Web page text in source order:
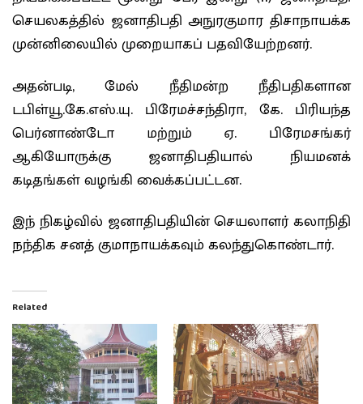
செயலகத்தில் ஜனாதிபதி அநுரகுமார திசாநாயக்க
முன்னிலையில் முறையாகப் பதவியேற்றனர்.
அதன்படி, மேல் நீதிமன்ற நீதிபதிகளான
டபிள்யூ.கே.எஸ்.யு. பிரேமச்சந்திரா, கே. பிரியந்த
பெர்னாண்டோ மற்றும் ஏ. பிரேமசங்கர்
ஆகியோருக்கு ஜனாதிபதியால் நியமனக்
கடிதங்கள் வழங்கி வைக்கப்பட்டன.
இந் நிகழ்வில் ஜனாதிபதியின் செயலாளர் கலாநிதி
நந்திக சனத் குமாநாயக்கவும் கலந்துகொண்டார்.
Related